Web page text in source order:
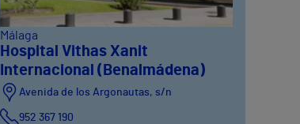
Málaga
Hospital Vithas Xanit
Internacional (Benalmádena)
Avenida de los Argonautas, s/n
952 367 190